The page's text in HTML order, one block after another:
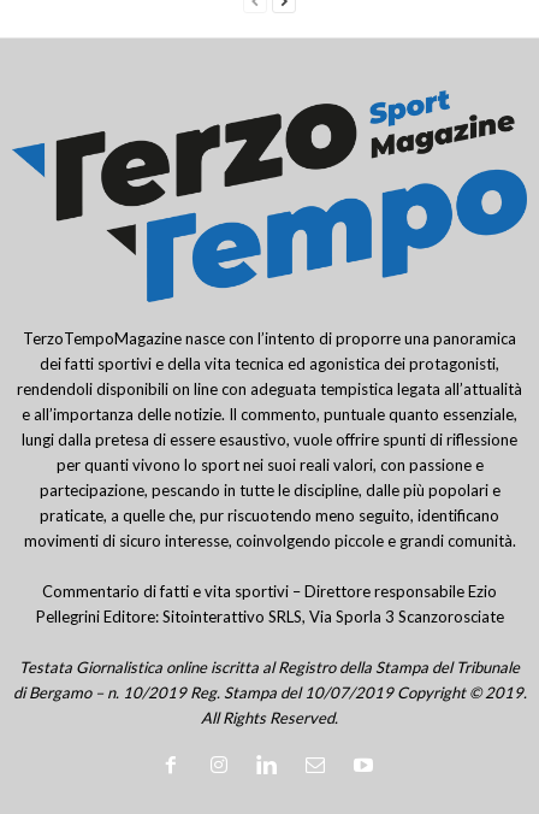
TerzoTempoMagazine nasce con l’intento di proporre una panoramica
dei fatti sportivi e della vita tecnica ed agonistica dei protagonisti,
rendendoli disponibili on line con adeguata tempistica legata all’attualità
e all’importanza delle notizie. Il commento, puntuale quanto essenziale,
lungi dalla pretesa di essere esaustivo, vuole offrire spunti di riflessione
per quanti vivono lo sport nei suoi reali valori, con passione e
partecipazione, pescando in tutte le discipline, dalle più popolari e
praticate, a quelle che, pur riscuotendo meno seguito, identificano
movimenti di sicuro interesse, coinvolgendo piccole e grandi comunità.
Commentario di fatti e vita sportivi – Direttore responsabile Ezio
Pellegrini Editore: Sitointerattivo SRLS, Via Sporla 3 Scanzorosciate
Testata Giornalistica online iscritta al Registro della Stampa del Tribunale
di Bergamo – n. 10/2019 Reg. Stampa del 10/07/2019 Copyright © 2019.
All Rights Reserved.